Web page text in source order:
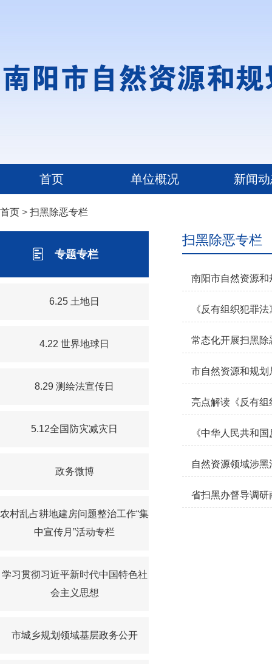
首页 单位概况 新闻
首页 > 扫黑除恶专栏
专题专栏
6.25 土地日
4.22 世界地球日
8.29 测绘法宣传日
5.12全国防灾减灾日
政务微博
农村乱占耕地建房问题整治工作“集
中宣传月”活动专栏
学习贯彻习近平新时代中国特色社
会主义思想
市城乡规划领域基层政务公开
扫黑除恶专栏
南阳市自然资源
《反有组织犯罪
常态化开展扫黑
市自然资源和规
亮点解读《反有组
《中华人民共和
自然资源领域涉
省扫黑办督导调